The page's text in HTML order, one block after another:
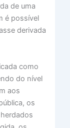
de uma
é possível
derivada
como
do nível
aos
os